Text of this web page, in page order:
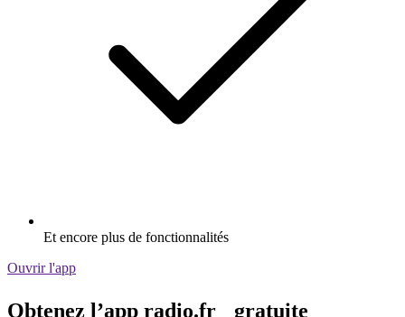
Et encore plus de fonctionnalités
Ouvrir l'app
Obtenez l’app radio.fr gratuite